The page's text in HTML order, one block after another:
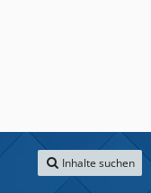
Inhalte suchen